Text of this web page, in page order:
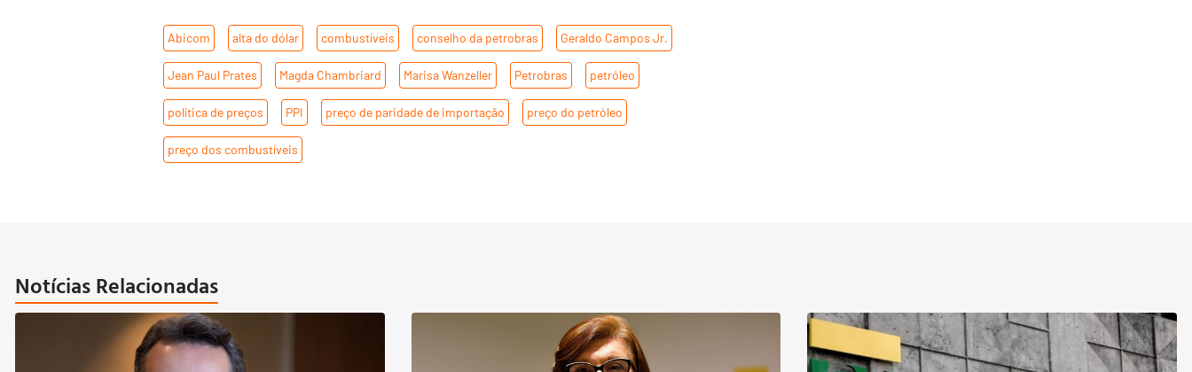
Abicom alta do dólar combustíveis conselho da petrobras Geraldo Campos Jr.
Jean Paul Prates Magda Chambriard Marisa Wanzeller Petrobras petróleo
política de preços PPI preço de paridade de importação preço do petróleo
preço dos combustíveis
Notícias Relacionadas